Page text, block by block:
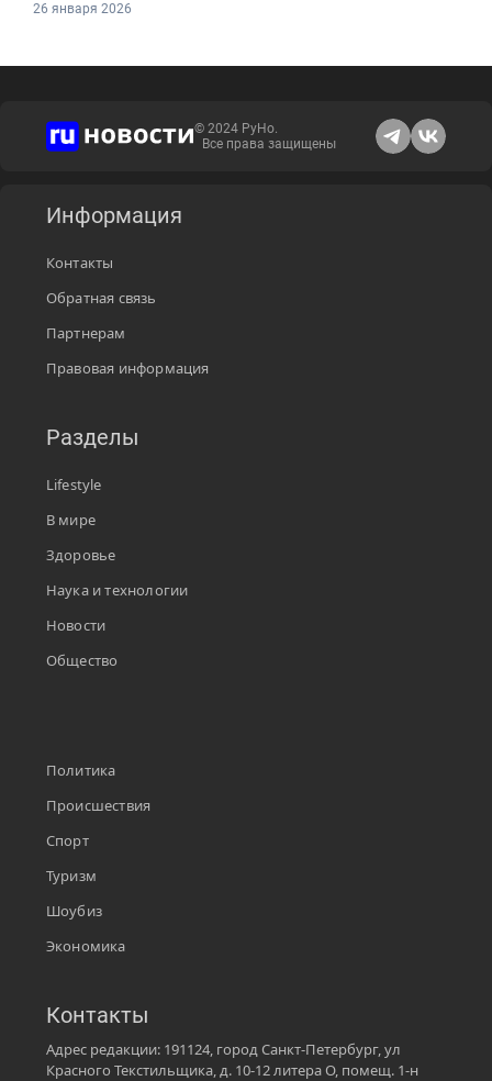
26 января 2026
© 2024 РуНо.
Все права защищены
Информация
Контакты
Обратная связь
Партнерам
Правовая информация
Разделы
Lifestyle
В мире
Здоровье
Наука и технологии
Новости
Общество
Политика
Происшествия
Спорт
Туризм
Шоубиз
Экономика
Контакты
Адрес редакции: 191124, город Санкт-Петербург, ул
Красного Текстильщика, д. 10-12 литера О, помещ. 1-н